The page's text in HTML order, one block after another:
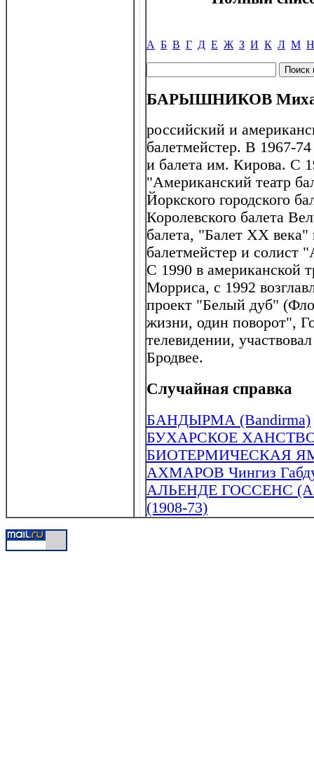
А Б В Г Д Е Ж З И К Л М Н
БАРЫШНИКОВ
российский и
балетмейстер. В 1967-
и балета им. Кирова. С
"Американский театр
Йоркского городского
Королевского балета
балета, "Балет XX
балетмейстер и солист
С 1990 в американской
Морриса, с 1992
проект "Белый дуб"
жизни, один поворот",
телевидении,
Бродвее.
Случайная справка
БАНДЫРМА (Bandirma)
БУХАРСКОЕ
БИОТЕРМИЧЕСКАЯ
АХМАРОВ Чингиз
АЛЬЕНДЕ ГОССЕНС
(1908-73)